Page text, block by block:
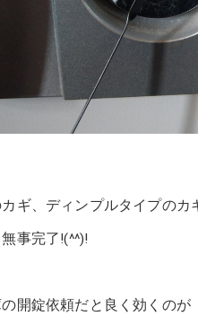
カギ、ディンプルタイプの
事完了!(^^)!
開錠依頼だと良く効くのが